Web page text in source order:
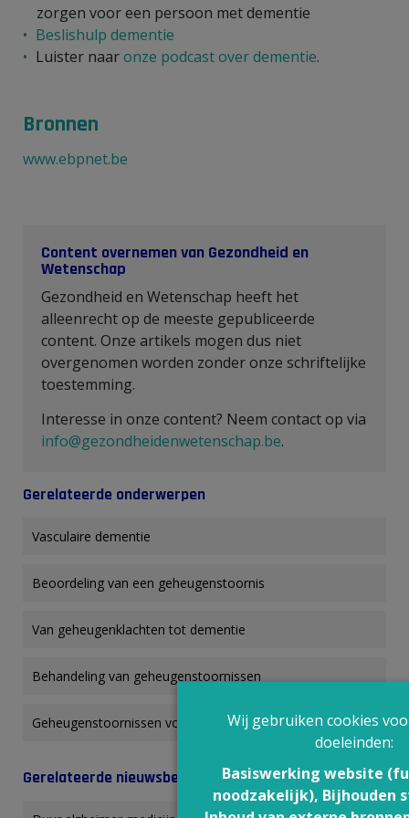
zorgen voor een persoon met dementie
Beslishulp dementie
Luister naaronze podcast over dementie.
Bronnen
www.ebpnet.be
Content overnemen van Gezondheid en
Wetenschap
Gezondheid en Wetenschap heeft het
alleenrecht op de meeste gepubliceerde
content. Onze artikels mogen dus niet
overgenomen worden zonder onze schriftelijke
toestemming.
Interesse in onze content? Neem contact op via
info@gezondheidenwetenschap.be.
Gerelateerde onderwerpen
Vasculaire dementie
Beoordeling van een geheugenstoornis
Van geheugenklachten tot dementie
Behandeling van geheugenstoornissen
Geheugenstoornissen voorkomen
Gerelateerde nieuwsberichten
Wij gebruiken cookies
doeleinden:
Basiswerking website
noodzakelijk), Bijhouden